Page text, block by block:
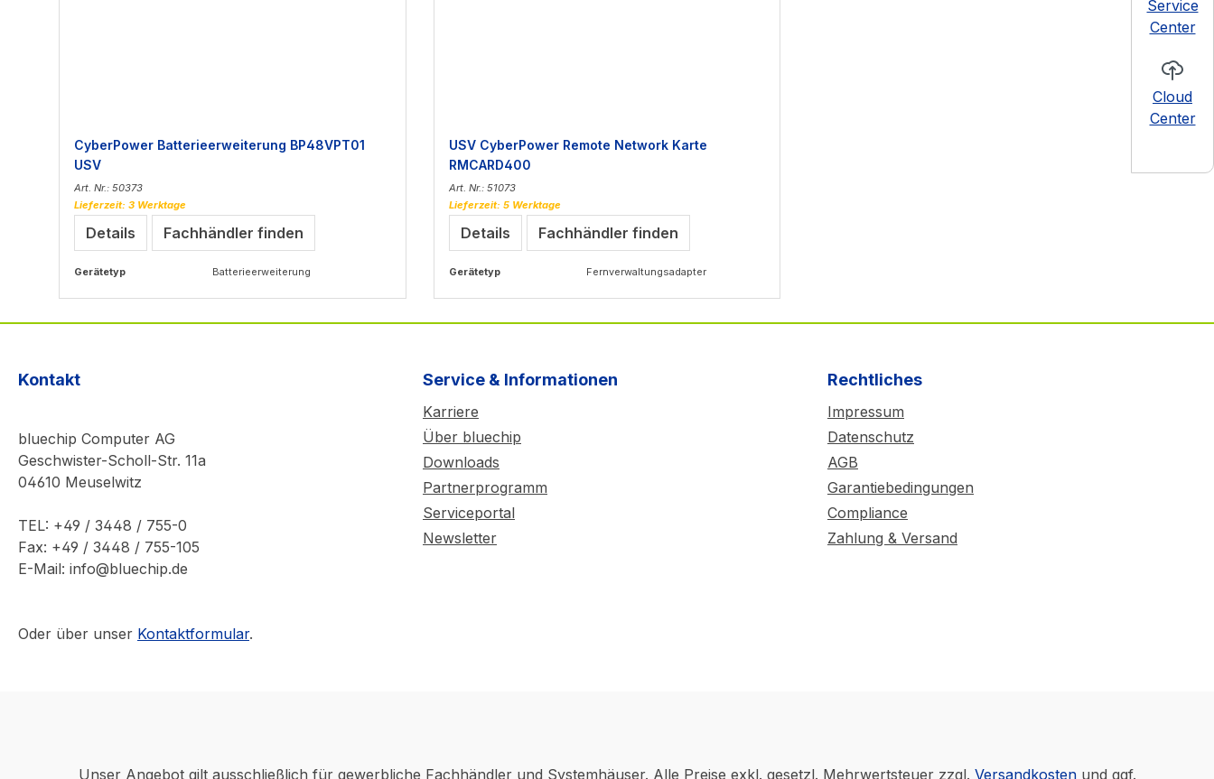
Service
Center
Cloud
Center
CyberPower Batterieerweiterung BP48VPT01
USV
Art. Nr.: 50373
Lieferzeit: 3 Werktage
Details Fachhändler finden
Gerätetyp Batterieerweiterung
USV CyberPower Remote Network Karte
RMCARD400
Art. Nr.: 51073
Lieferzeit: 5 Werktage
Details Fachhändler finden
Gerätetyp Fernverwaltungsadapter
Kontakt
bluechip Computer AG
Geschwister-Scholl-Str. 11a
04610 Meuselwitz
TEL: +49 / 3448 / 755-0
Fax: +49 / 3448 / 755-105
E-Mail: info@bluechip.de
Oder über unser Kontaktformular.
Service & Informationen
Karriere
Über bluechip
Downloads
Partnerprogramm
Serviceportal
Newsletter
Rechtliches
Impressum
Datenschutz
AGB
Garantiebedingungen
Compliance
Zahlung & Versand
Unser Angebot gilt ausschließlich für gewerbliche Fachhändler und Systemhäuser. Alle Preise exkl. gesetzl. Mehrwertsteuer zzgl. Versandkostenund ggf.